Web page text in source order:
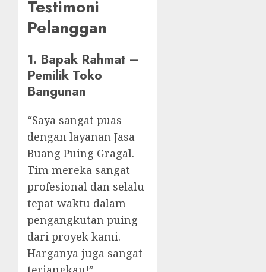
Testimoni
Pelanggan
1. Bapak Rahmat –
Pemilik Toko
Bangunan
“Saya sangat puas
dengan layanan Jasa
Buang Puing Gragal.
Tim mereka sangat
profesional dan selalu
tepat waktu dalam
pengangkutan puing
dari proyek kami.
Harganya juga sangat